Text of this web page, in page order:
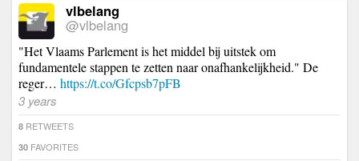
vlbelang
@vlbelang
"Het Vlaams Parlement is het middel bij uitstek om
fundamentele stappen te zetten naar onafhankelijkheid." De
reger… https://t.co/Gfcpsb7pFB
3 years
8 RETWEETS
30 FAVORITES